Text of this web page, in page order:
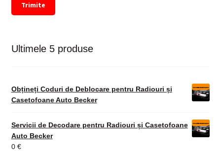
Trimite
Ultimele 5 produse
Obțineți Coduri de Deblocare pentru Radiouri și
Casetofoane Auto Becker
Servicii de Decodare pentru Radiouri și Casetofoane
Auto Becker
0 €